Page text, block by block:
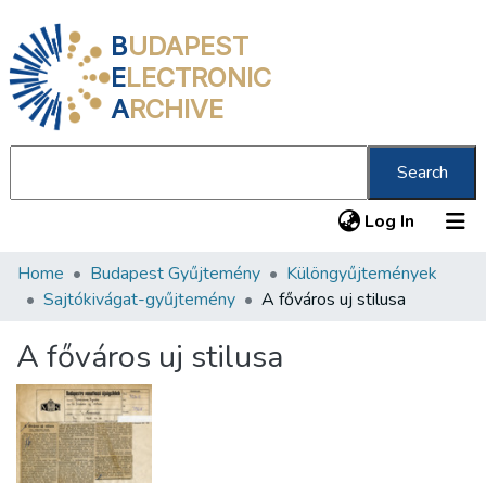
BUDAPEST
ELECTRONIC
ARCHIVE
Search
Log In (current)
Communities & Collections
Statistics
About us
Home Budapest Gyűjtemény
Különgyűjtemények
Sajtókivágat-gyűjtemény
A főváros uj stilusa
A főváros uj stilusa